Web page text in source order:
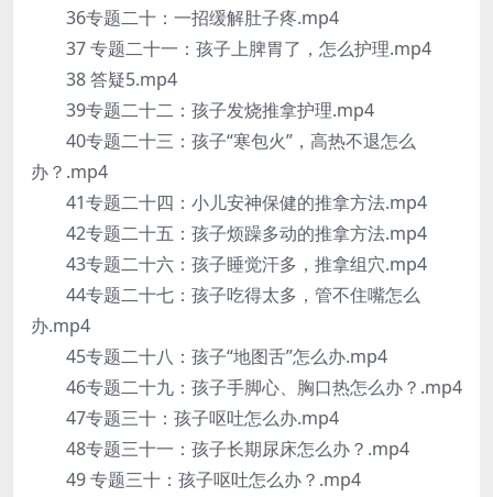
36专题二十：一招缓解肚子疼.mp4
37 专题二十一：孩子上脾胃了，怎么护理.mp4
38 答疑5.mp4
39专题二十二：孩子发烧推拿护理.mp4
40专题二十三：孩子“寒包火”，高热不退怎么
办？.mp4
41专题二十四：小儿安神保健的推拿方法.mp4
42专题二十五：孩子烦躁多动的推拿方法.mp4
43专题二十六：孩子睡觉汗多，推拿组穴.mp4
44专题二十七：孩子吃得太多，管不住嘴怎么
办.mp4
45专题二十八：孩子“地图舌”怎么办.mp4
46专题二十九：孩子手脚心、胸口热怎么办？.mp4
47专题三十：孩子呕吐怎么办.mp4
48专题三十一：孩子长期尿床怎么办？.mp4
49 专题三十：孩子呕吐怎么办？.mp4